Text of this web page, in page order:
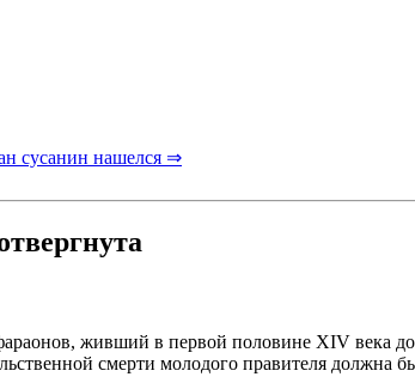
сусанин нашелся ⇒
живший в первой половине ХIV века
смерти молодого правителя должна